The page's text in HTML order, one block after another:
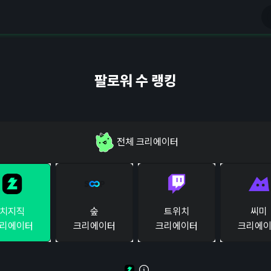
팔로워 수 랭킹
전체 크리에이터
치지직
에이터
숲
크리에이터
트위치
크리에이터
씨미
크리에